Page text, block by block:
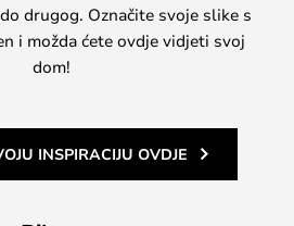
drugog. Označite svoje slike s
i možda ćete ovdje vidjeti svoj
dom!
INSPIRACIJU OVDJE